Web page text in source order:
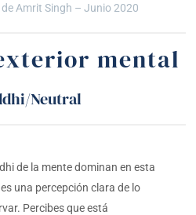
Amrit Singh – Junio 2020
mental
Neutral
de la mente dominan en esta
una percepción clara de lo
Percibes que está